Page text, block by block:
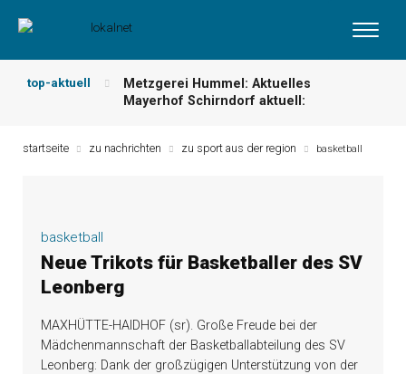
top-aktuell
Metzgerei Hummel: Aktuelles
Wochenangebot! maxhütte-haidhof
Mayerhof Schirndorf aktuell:
Grillspezialitäten u.v.m.!
kallmünz
und mehr … burglengenfeld
Angebot …
maxhütte-haidhof
Region!
startseite zu nachrichten zu sport aus der region basketball
basketball
Neue Trikots für Basketballer des SV
Leonberg
MAXHÜTTE-HAIDHOF (sr). Große Freude bei der
Mädchenmannschaft der Basketballabteilung des SV
Leonberg: Dank der großzügigen Unterstützung von der